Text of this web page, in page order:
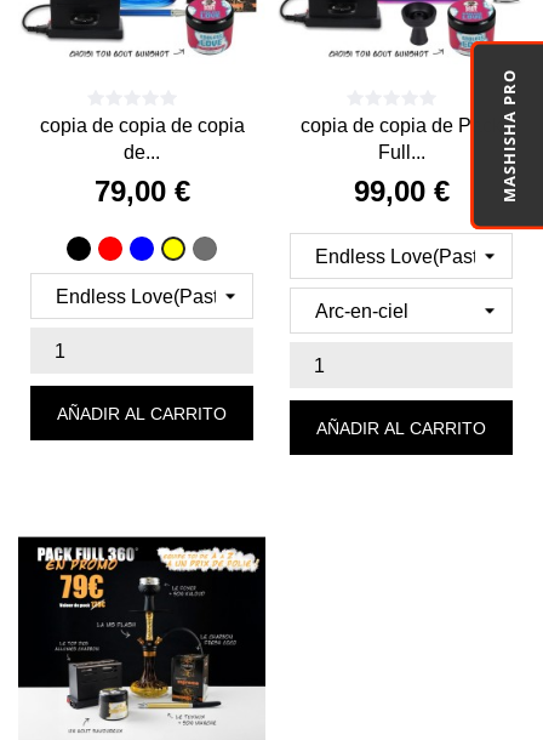
MASHISHA PRO
copia de copia de copia
de...
79,00 €
NegroRojoAzulOr Gris
AÑADIR AL CARRITO
copia de copia de Pack
Full...
Precio
99,00 €
AÑADIR AL CARRITO